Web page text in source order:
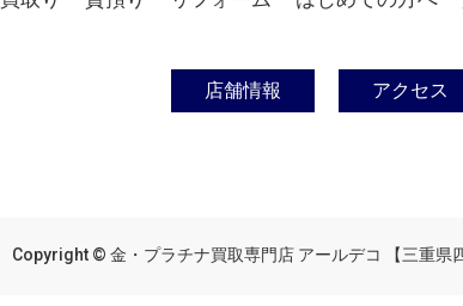
店舗情報 アクセス
Copyright © 金・プラチナ買取専門店 アールデコ 【三重県